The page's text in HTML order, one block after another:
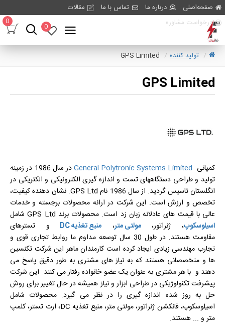
صفحه‌اصلی درباره ما تماس با ما
مقالات
درخواست مشاوره
0
0
تولید کننده GPS Limited
GPS Limited
کمپانی General Polytronic Systems Limited
در سال 1986 در زمینه
تولید و طراحی دستگاههای تست و اندازه گیری الکترونیکی و الکتریکی در
انگلستان تاسیس گردید. از سال 1986 نام GPS Ltd. نشان دهنده کیفیت،
تخصص و ارزش است. این شرکت در ارائه محصولات برجسته و خدمات
عالی با قیمت های عادلانه زبان زد است. محصولات برند GPS Ltd شامل
اسیلوسکوپ، ژنراتور،مولتی متر، منبع تغذیه DC
و تسترهای
مقاومت هستند. در طول 30 سال توسعه مداوم ما روابط تجاری قوی و
تجارب مهندسی زیادی ایجاد کرده است کارمندان ماهر این شرکت تکنسین
ها و متخصصانی هستند که به نیاز های مشتری به طور دقیق پاسخ می
دهند و با هر مشتری به عنوان یک عضو خانواده رفتار می کنند. این شرکت
پیشرفت تکنولوژیکی در طراحی ابزار و نیاز همیشه در حال تغییر برای روش
حل به روز شده اندازه گیری را در نظر می گیرد. محصولات شامل
اسیلوسکوپ، فانکشن ژنراتور، مولتی متر، منبع تغذیه DC، ارت تستر، کلمپ
متر و ... هستند.